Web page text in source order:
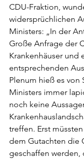
CDU-Fraktion,
widersprüchlichen
Ministers: „In der
Große Anfrage der
Krankenhäuser und
entsprechenden
Plenum hieß es von
Ministers immer
noch keine
treffen. Erst
dem Gutachten die
geschaffen werden,